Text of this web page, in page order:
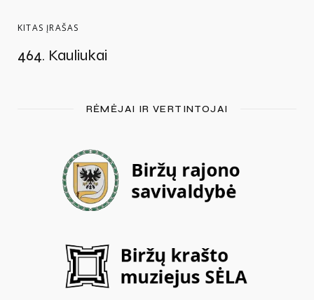
KITAS ĮRAŠAS
464. Kauliukai
RĖMĖJAI IR VERTINTOJAI